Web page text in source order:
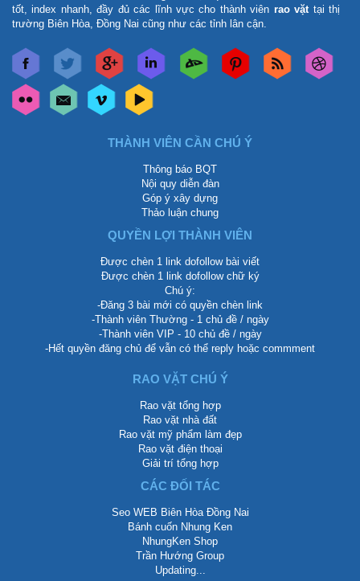
tốt, index nhanh, đầy đủ các lĩnh vực cho thành viên rao vặttại thị
trường Biên Hòa, Đồng Nai cũng như các tỉnh lân cận.
THÀNH VIÊN CẦN CHÚ Ý
Thông báo BQT
Nội quy diễn đàn
Góp ý xây dựng
Thảo luận chung
QUYỀN LỢI THÀNH VIÊN
Được chèn 1 link dofollow bài viết
Được chèn 1 link dofollow chữ ký
Chú ý:
-Đăng 3 bài mới có quyền chèn link
-Thành viên Thường - 1 chủ đề / ngày
-Thành viên VIP - 10 chủ đề / ngày
-Hết quyền đăng chủ để vẫn có thể reply hoặc commment
RAO VẶT CHÚ Ý
Rao vặt tổng hợp
Rao vặt nhà đất
Rao vặt mỹ phẩm làm đẹp
Rao vặt điện thoại
Giải trí tổng hợp
CÁC ĐỐI TÁC
Seo WEB Biên Hòa Đồng Nai
Bánh cuốn Nhung Ken
NhungKen Shop
Trần Hướng Group
Updating...